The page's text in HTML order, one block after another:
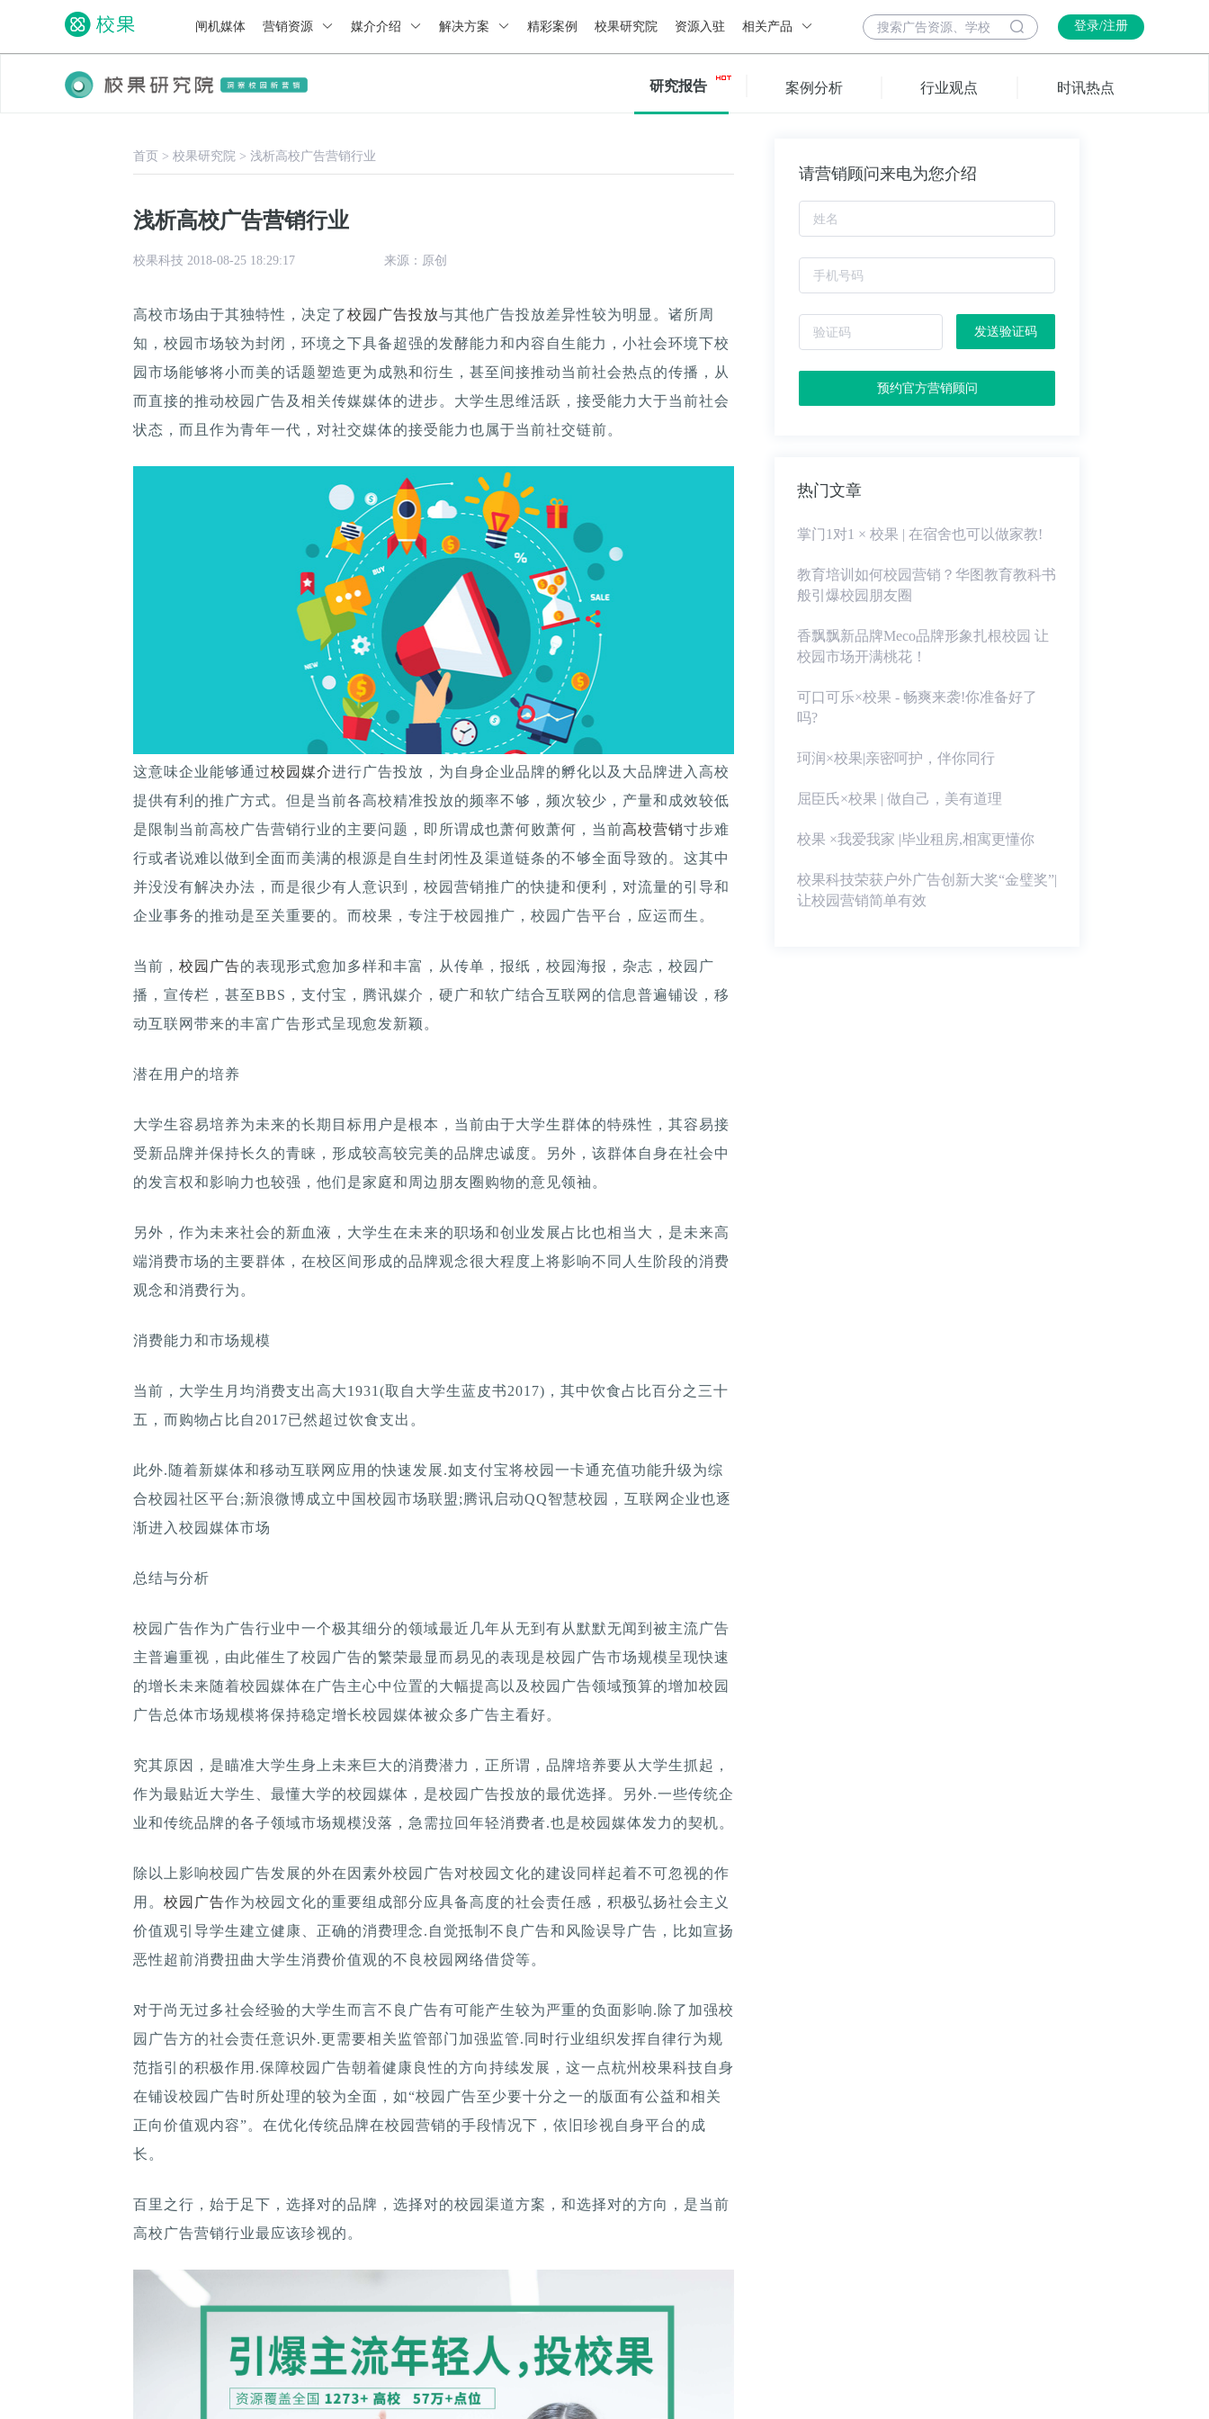
闸机媒体 营销资源 媒介介绍 解决方案 精彩案例 校果研究院 资源入驻 相关产品 登录/注册
研究报告 案例分析 行业观点 时讯热点
首页 > 校果研究院 > 浅析高校广告营销行业
浅析高校广告营销行业
校果科技 2018-08-25 18:29:17 来源：原创
​高校市场由于其独特性，决定了校园广告投放与其他广告投放差异性较为明显。诸所周
知，校园市场较为封闭，环境之下具备超强的发酵能力和内容自生能力，小社会环境下校
园市场能够将小而美的话题塑造更为成熟和衍生，甚至间接推动当前社会热点的传播，从
而直接的推动校园广告及相关传媒媒体的进步。大学生思维活跃，接受能力大于当前社会
状态，而且作为青年一代，对社交媒体的接受能力也属于当前社交链前。
这意味企业能够通过校园媒介进行广告投放，为自身企业品牌的孵化以及大品牌进入高校
提供有利的推广方式。但是当前各高校精准投放的频率不够，频次较少，产量和成效较低
是限制当前高校广告营销行业的主要问题，即所谓成也萧何败萧何，当前高校营销寸步难
行或者说难以做到全面而美满的根源是自生封闭性及渠道链条的不够全面导致的。这其中
并没没有解决办法，而是很少有人意识到，校园营销推广的快捷和便利，对流量的引导和
企业事务的推动是至关重要的。而校果，专注于校园推广，校园广告平台，应运而生。
当前， 校园广告的表现形式愈加多样和丰富，从传单，报纸，校园海报，杂志，校园广
播，宣传栏，甚至BBS，支付宝，腾讯媒介，硬广和软广结合互联网的信息普遍铺设，移
动互联网带来的丰富广告形式呈现愈发新颖。
潜在用户的培养
大学生容易培养为未来的长期目标用户是根本，当前由于大学生群体的特殊性，其容易接
受新品牌并保持长久的青睐，形成较高较完美的品牌忠诚度。另外，该群体自身在社会中
的发言权和影响力也较强，他们是家庭和周边朋友圈购物的意见领袖。
另外，作为未来社会的新血液，大学生在未来的职场和创业发展占比也相当大，是未来高
端消费市场的主要群体，在校区间形成的品牌观念很大程度上将影响不同人生阶段的消费
观念和消费行为。
消费能力和市场规模
当前，大学生月均消费支出高大1931(取自大学生蓝皮书2017)，其中饮食占比百分之三十
五，而购物占比自2017已然超过饮食支出。
此外.随着新媒体和移动互联网应用的快速发展.如支付宝将校园一卡通充值功能升级为综
合校园社区平台;新浪微博成立中国校园市场联盟;腾讯启动QQ智慧校园，互联网企业也逐
渐进入校园媒体市场
总结与分析
校园广告作为广告行业中一个极其细分的领域最近几年从无到有从默默无闻到被主流广告
主普遍重视，由此催生了校园广告的繁荣最显而易见的表现是校园广告市场规模呈现快速
的增长未来随着校园媒体在广告主心中位置的大幅提高以及校园广告领域预算的增加校园
广告总体市场规模将保持稳定增长校园媒体被众多广告主看好。
究其原因，是瞄准大学生身上未来巨大的消费潜力，正所谓，品牌培养要从大学生抓起，
作为最贴近大学生、最懂大学的校园媒体，是校园广告投放的最优选择。另外.一些传统企
业和传统品牌的各子领域市场规模没落，急需拉回年轻消费者.也是校园媒体发力的契机。
除以上影响校园广告发展的外在因素外校园广告对校园文化的建设同样起着不可忽视的作
用。 校园广告作为校园文化的重要组成部分应具备高度的社会责任感，积极弘扬社会主义
价值观引导学生建立健康、正确的消费理念.自觉抵制不良广告和风险误导广告，比如宣扬
恶性超前消费扭曲大学生消费价值观的不良校园网络借贷等。
对于尚无过多社会经验的大学生而言不良广告有可能产生较为严重的负面影响.除了加强校
园广告方的社会责任意识外.更需要相关监管部门加强监管.同时行业组织发挥自律行为规
范指引的积极作用.保障校园广告朝着健康良性的方向持续发展，这一点杭州校果科技自身
在铺设校园广告时所处理的较为全面，如“校园广告至少要十分之一的版面有公益和相关
正向价值观内容”。在优化传统品牌在校园营销的手段情况下，依旧珍视自身平台的成
长。
百里之行，始于足下，选择对的品牌，选择对的校园渠道方案，和选择对的方向，是当前
高校广告营销行业最应该珍视的。
请营销顾问来电为您介绍
发送验证码
预约官方营销顾问
热门文章
掌门1对1 × 校果 | 在宿舍也可以做家教!
教育培训如何校园营销？华图教育教科书
般引爆校园朋友圈
香飘飘新品牌Meco品牌形象扎根校园 让
校园市场开满桃花！
可口可乐×校果 - 畅爽来袭!你准备好了
吗?
珂润×校果|亲密呵护，伴你同行
屈臣氏×校果 | 做自己，美有道理
校果 ×我爱我家 |毕业租房,相寓更懂你
校果科技荣获户外广告创新大奖“金璧奖”|
让校园营销简单有效